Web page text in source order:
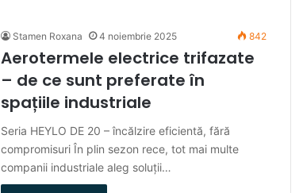
Stamen Roxana 4 noiembrie 2025 842
Aerotermele electrice trifazate
– de ce sunt preferate în
spațiile industriale
Seria HEYLO DE 20 – încălzire eficientă, fără
compromisuri În plin sezon rece, tot mai multe
companii industriale aleg soluții…